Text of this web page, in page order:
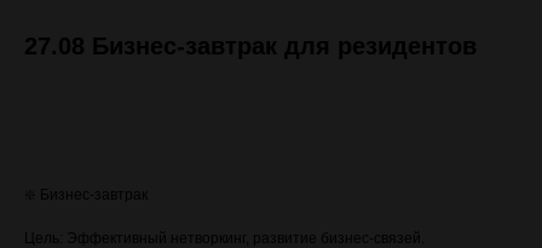
27.08 Бизнес-завтрак для резидентов
❇️ Бизнес-завтрак
Цель: Эффективный нетворкинг, развитие бизнес-связей.